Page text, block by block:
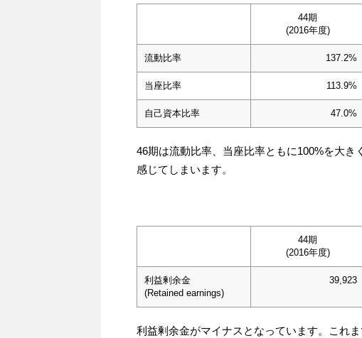
44期
(2016年度)
流動比率 137.2%
当座比率 113.9%
自己資本比率 47.0%
46期は流動比率、当座比率ともに100%を大
感じてしまいます。
44期
(2016年度)
利益剰余金
(Retained earnings)
39,923
利益剰余金がマイナスとなっています。これ